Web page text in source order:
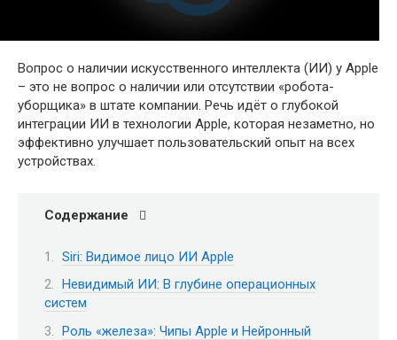
Вопрос о наличии искусственного интеллекта (ИИ) у Apple
– это не вопрос о наличии или отсутствии «робота-
уборщика» в штате компании. Речь идёт о глубокой
интеграции ИИ в технологии Apple, которая незаметно, но
эффективно улучшает пользовательский опыт на всех
устройствах.
Содержание
Siri: Видимое лицо ИИ Apple
Невидимый ИИ: В глубине операционных
систем
Роль «железа»: Чипы Apple и Нейронный